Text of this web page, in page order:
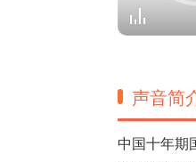
声音简
中国十年期